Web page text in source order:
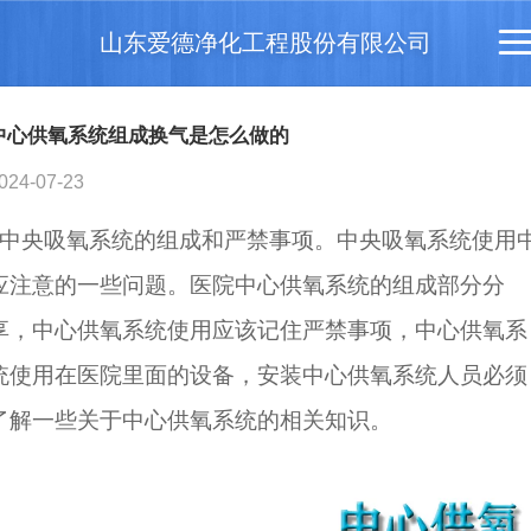
山东爱德净化工程股份有限公司
心供氧系统组成换气是怎么做的
07-23
央吸氧系统的组成和严禁事项。中央吸氧系统使用
注意的一些问题。医院中心供氧系统的组成部分分
，中心供氧系统使用应该记住严禁事项，中心供氧系
使用在医院里面的设备，安装中心供氧系统人员必须
解一些关于中心供氧系统的相关知识。